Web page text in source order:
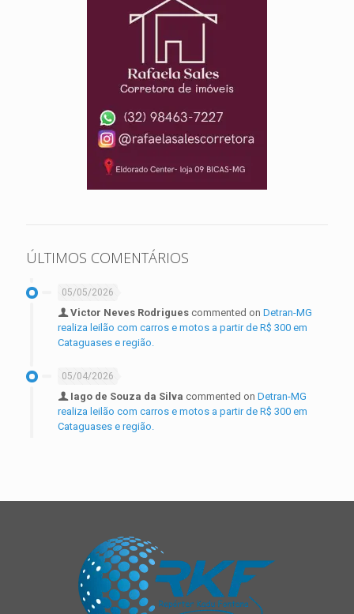
ÚLTIMOS COMENTÁRIOS
05/05/2026
Victor Neves Rodrigues commented on Detran-MG
realiza leilão com carros e motos a partir de R$ 300 em
Cataguases e região.
05/04/2026
Iago de Souza da Silva commented on Detran-MG
realiza leilão com carros e motos a partir de R$ 300 em
Cataguases e região.